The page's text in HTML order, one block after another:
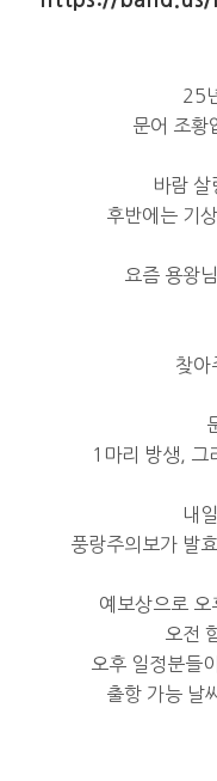
25
문어 조황
바람 살
후반에는 기
요즘 용왕
찾아
1마리 방생, 그
내
풍랑주의보가 발
예보상으로
오전
오후 일정분들
출항 가능 날